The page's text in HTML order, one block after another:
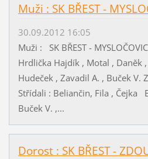
Muži : SK BŘEST -
30.09.2012 16:05
Muži : SK BŘEST -
Hrdlička Hajdík , Motal , Daněk
Hudeček , Zavadil A. , Buček V.
Střídali : Beliančin, Fila , Čejka
Buček V. ,...
Dorost : SK BŘEST -